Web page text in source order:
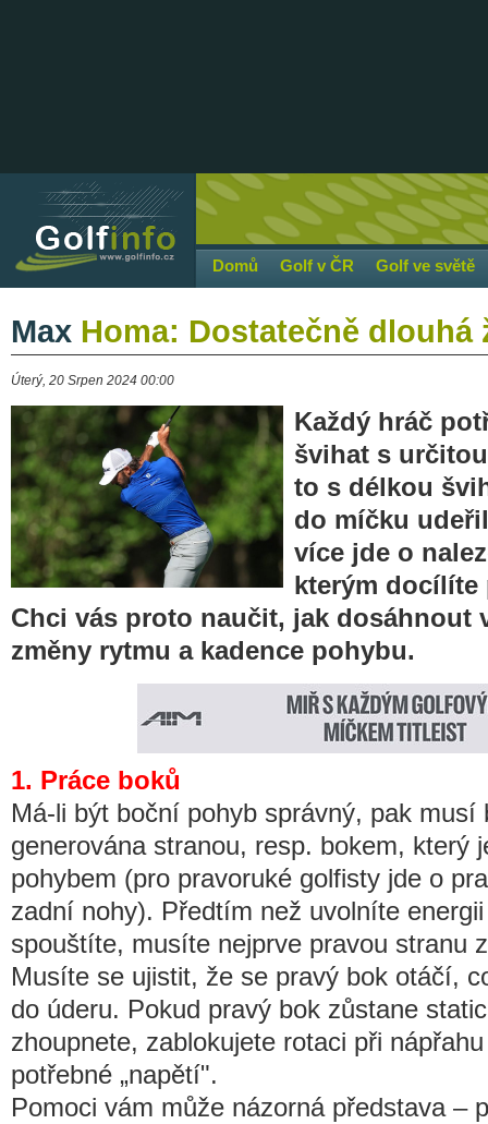
Domů Golf v ČR Golf ve světě
Max Homa: Dostatečně dlouhá
Úterý, 20 Srpen 2024 00:00
Každý hráč
švihat s
to s délkou
do míčku
více jde o
kterým
Chci vás proto naučit, jak dosáhnout
změny rytmu a kadence pohybu.
1. Práce boků
Má-li být boční pohyb správný, pak musí
generována stranou, resp. bokem, který
pohybem (pro pravoruké golfisty jde o
zadní nohy). Předtím než uvolníte
spouštíte, musíte nejprve pravou stranu
Musíte se ujistit, že se pravý bok otáčí,
do úderu. Pokud pravý bok zůstane
zhoupnete, zablokujete rotaci při
potřebné „napětí".
Pomoci vám může názorná představa –